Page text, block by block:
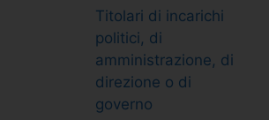
Titolari di incarichi
politici, di
amministrazione, di
direzione o di
governo